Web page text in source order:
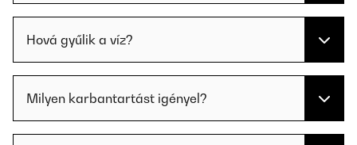
Hová gyűlik a víz?
Milyen karbantartást igényel?